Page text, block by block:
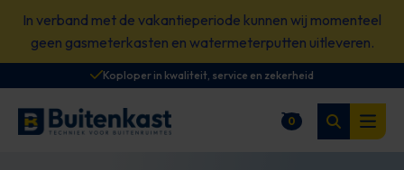
content
In verband met de vakantieperiode kunnen wij momenteel
geen gasmeterkasten en watermeterputten uitleveren.
Koploper in kwaliteit, service en zekerheid
0
Winkelwagen
Zoeken
Open